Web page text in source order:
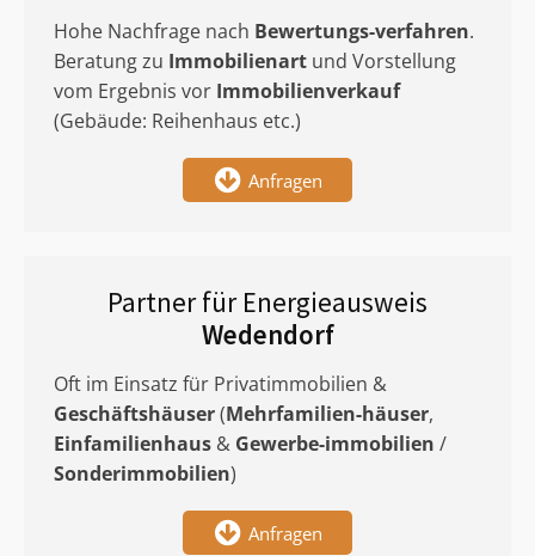
Hohe Nachfrage nach Bewertungs-verfahren.
Beratung zu Immobilienart und Vorstellung
vom Ergebnis vor Immobilienverkauf
(Gebäude: Reihenhaus etc.)
Anfragen
Partner für Energieausweis
Wedendorf
Oft im Einsatz für Privatimmobilien &
Geschäftshäuser(Mehrfamilien-häuser,
Einfamilienhaus & Gewerbe-immobilien /
Sonderimmobilien)
Anfragen